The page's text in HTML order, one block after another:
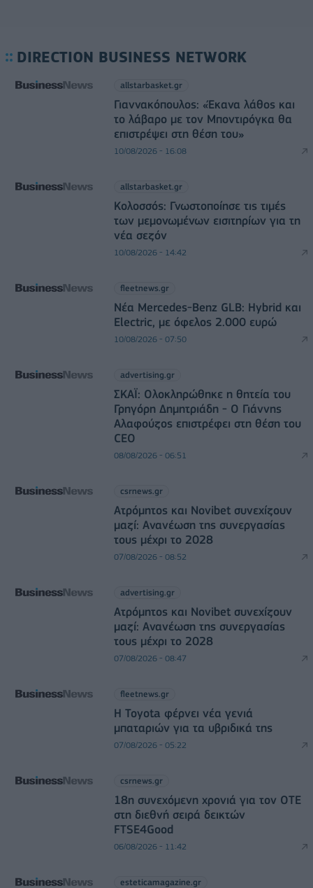
DIRECTION BUSINESS NETWORK
allstarbasket.gr
Γιαννακόπουλος: «Έκανα λάθος και
το λάβαρο με τον Μποντιρόγκα θα
επιστρέψει στη θέση του»
10/08/2026 - 16:08
allstarbasket.gr
Κολοσσός: Γνωστοποίησε τις τιμές
των μεμονωμένων εισιτηρίων για τη
νέα σεζόν
10/08/2026 - 14:42
fleetnews.gr
Νέα Mercedes-Benz GLB: Hybrid και
Electric, με όφελος 2.000 ευρώ
10/08/2026 - 07:50
advertising.gr
ΣΚΑΪ: Ολοκληρώθηκε η θητεία του
Γρηγόρη Δημητριάδη - Ο Γιάννης
Αλαφούζος επιστρέφει στη θέση του
CEO
08/08/2026 - 06:51
csrnews.gr
Ατρόμητος και Novibet συνεχίζουν
μαζί: Ανανέωση της συνεργασίας
τους μέχρι το 2028
07/08/2026 - 08:52
advertising.gr
Ατρόμητος και Novibet συνεχίζουν
μαζί: Ανανέωση της συνεργασίας
τους μέχρι το 2028
07/08/2026 - 08:47
fleetnews.gr
Η Toyota φέρνει νέα γενιά
μπαταριών για τα υβριδικά της
07/08/2026 - 05:22
csrnews.gr
18η συνεχόμενη χρονιά για τον ΟΤΕ
στη διεθνή σειρά δεικτών
FTSE4Good
06/08/2026 - 11:42
esteticamagazine.gr